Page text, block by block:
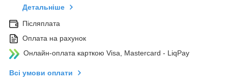
Детальніше
Післяплата
Оплата на рахунок
Онлайн-оплата карткою Visa, Mastercard - LiqPay
Всі умови оплати